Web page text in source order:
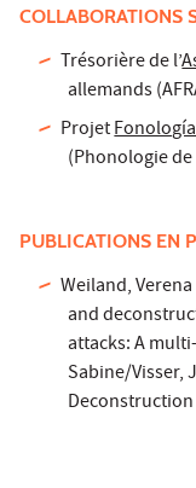
COLLABORATIONS
Trésorière de l’
allemands
Projet
(Phonologie
PUBLICATIONS EN
Weiland,
and
attacks: A
Sabine/Visser,